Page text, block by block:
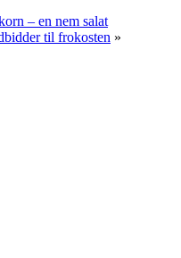
– en nem salat
til frokosten »